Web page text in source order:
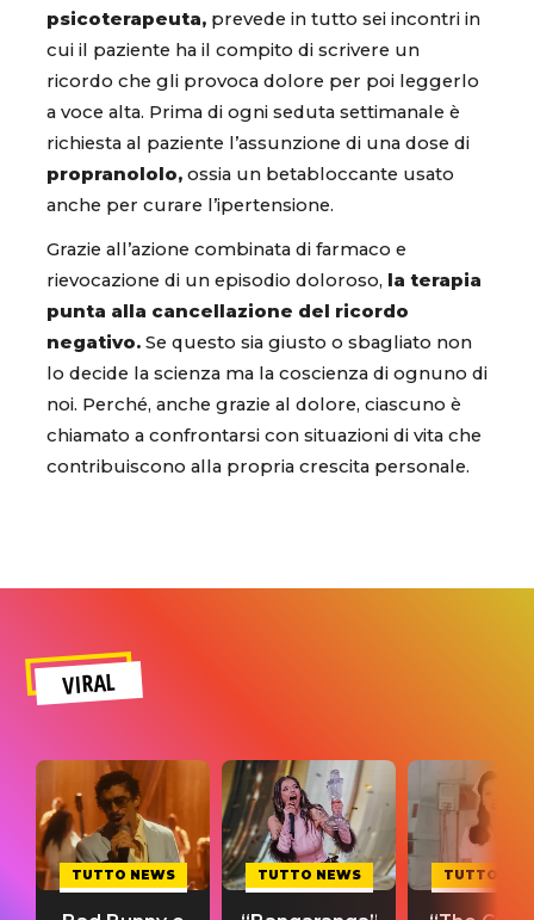
psicoterapeuta, prevede in tutto sei incontri in
cui il paziente ha il compito di scrivere un
ricordo che gli provoca dolore per poi leggerlo
a voce alta. Prima di ogni seduta settimanale è
richiesta al paziente l’assunzione di una dose di
propranololo, ossia un betabloccante usato
anche per curare l’ipertensione.
Grazie all’azione combinata di farmaco e
rievocazione di un episodio doloroso, la terapia
punta alla cancellazione del ricordo
negativo. Se questo sia giusto o sbagliato non
lo decide la scienza ma la coscienza di ognuno di
noi. Perché, anche grazie al dolore, ciascuno è
chiamato a confrontarsi con situazioni di vita che
contribuiscono alla propria crescita personale.
VIRAL
TUTTO NEWS TUTTO NEWS TUTTO